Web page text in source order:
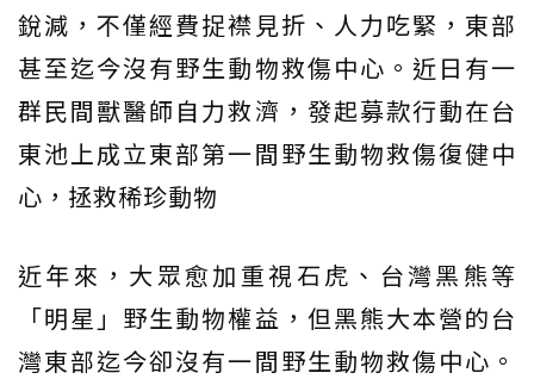
銳減，不僅經費捉襟見折、人力吃緊，東部
甚至迄今沒有野生動物救傷中心。近日有一
群民間獸醫師自力救濟，發起募款行動在台
東池上成立東部第一間野生動物救傷復健中
心，拯救稀珍動物
近年來，大眾愈加重視石虎、台灣黑熊等
「明星」野生動物權益，但黑熊大本營的台
灣東部迄今卻沒有一間野生動物救傷中心。